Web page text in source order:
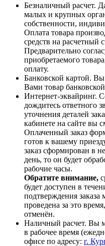
Безналичный расчет.
малых и крупных
собственности,
Оплата товара
средств на расчетный
Предварительно
приобретаемого
оплату.
Банковской картой.
Вами товар
Интернет-эквайринг.
дождитесь ответного
уточнения деталей
кабинете на сайте вы
Оплаченный заказ
готов к вашему
заказ сформирован в
день, то он будет
рабочие часы.
Обратите внимание,
будет доступен в
подтверждения заказа
проведена за это
отменён.
Наличный расчет. Вы
в рабочее время
офисе по адресу: г.